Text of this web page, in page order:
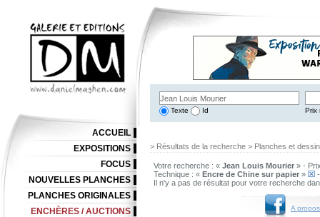
Texte Id Prix
> Résultats de la recherche > Planches et
Votre recherche : « Jean Louis Mourier » -
Technique : « Encre de Chine sur papier »
Il n'y a pas de résultat pour votre recherche
A
ACCUEIL
EXPOSITIONS
FOCUS
NOUVELLES PLANCHES
PLANCHES ORIGINALES
ENCHÈRES / AUCTIONS